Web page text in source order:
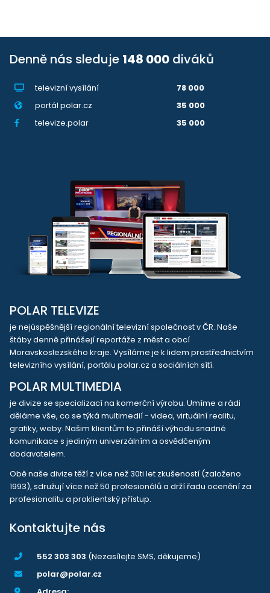
Denně nás sleduje 148 000 diváků
televizní vysílání
78 000
portál polar.cz
35 000
televize.polar
35 000
POLAR TELEVIZE
je nejúspěšnější regionální televizní společnost v ČR. Naše
štáby denně přinášejí reportáže z měst a obcí
Moravskoslezského kraje. Vysíláme je k lidem prostřednictvím
televizního vysílání, portálu polar.cz a sociálních sítí.
POLAR MULTIMEDIA
je divize se specializací na komerční výrobu. Umíme a rádi
děláme vše, co se týká multimedií - videa, virtuální realitu,
grafiky, weby. Našim klientům to přináší výhodu snadné
komunikace s jediným univerzálním a osvědčeným
dodavatelem.
Obě naše divize těží z více než 30ti let zkušeností (založeno
1993), sdružují více než 50 profesionálů a drží řadu ocenění za
profesionalitu a proklientský přístup.
Kontaktujte nás
552 303 303 (Nezasílejte SMS, děkujeme)
polar@polar.cz